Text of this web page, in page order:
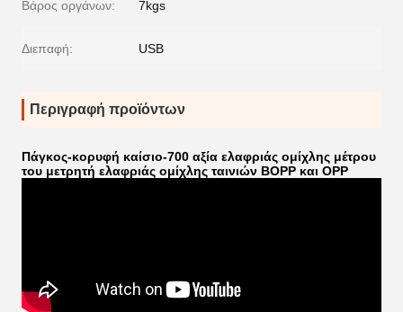
Βάρος οργάνων: 7kgs
Διεπαφή: USB
Περιγραφή προϊόντων
Πάγκος-κορυφή καίσιο-700 αξία ελαφριάς ομίχλης μέτρου
του μετρητή ελαφριάς ομίχλης ταινιών BOPP και OPP